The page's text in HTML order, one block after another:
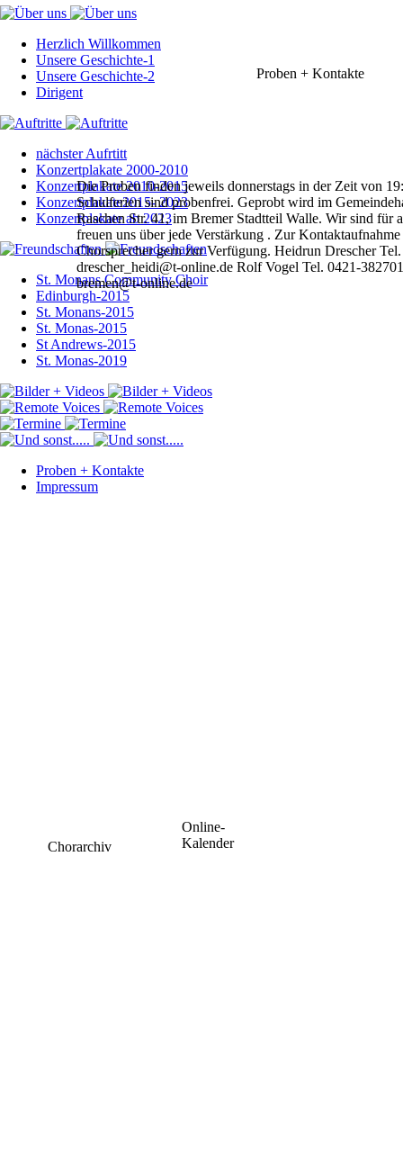
Herzlich Willkommen
Unsere Geschichte-1
Unsere Geschichte-2
Dirigent
nächster Aufrtitt
Konzertplakate 2000-2010
Konzertplakate 2010-2015
Konzertplakate2015- 2023
Konzertplakate ab 2023
St. Monans Community Choir
Edinburgh-2015
St. Monans-2015
St. Monas-2015
St Andrews-2015
St. Monas-2019
Proben + Kontakte
Impressum
Proben + Kontakte
Die Proben finden jeweils donnerstags in der Zeit von
Schulferien sind probenfrei. Geprobt wird im
Raschen Str. 41, im Bremer Stadtteil Walle. Wir sind für
freuen uns über jede Verstärkung . Zur
Chorsprecher gern zur Verfügung. Heidrun Drescher
drescher_heidi@t-online.de Rolf Vogel Tel. 0421-382701
bremen@t-online.de
Chorarchiv
Online-
Kalender